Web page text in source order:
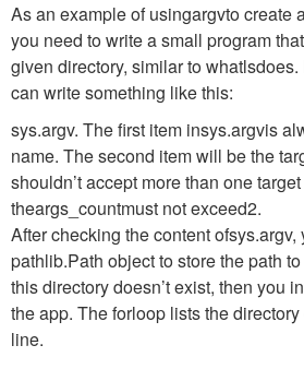
As an example of usingargvto create
you need to write a small program
given directory, similar to whatlsdoes.
can write something like this:
sys.argv. The first item insys.argvis
name. The second item will be the
shouldn’t accept more than one
theargs_countmust not exceed2.
After checking the content ofsys.argv,
pathlib.Path object to store the path
this directory doesn’t exist, then you
the app. Theforloop lists the
line.